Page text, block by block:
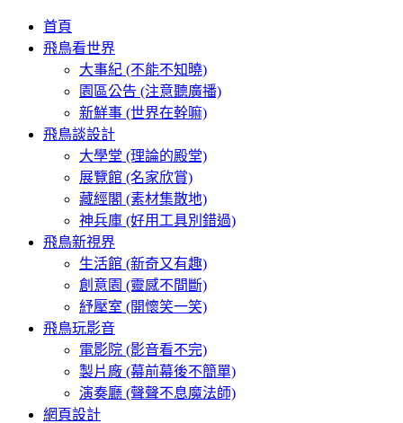
首頁
飛鳥看世界
大事紀 (不能不知曉)
園區公告 (注意聽廣播)
新鮮事 (世界在幹嘛)
飛鳥談設計
大學堂 (理論的殿堂)
展覽館 (名家欣賞)
藏經閣 (素材集散地)
神兵庫 (好用工具別錯過)
飛鳥新視界
生活館 (新奇又有趣)
創意園 (靈感不間斷)
紓壓室 (開懷笑一笑)
飛鳥玩影音
電影院 (影音看不完)
製片廠 (幕前幕後不簡單)
演奏廳 (聲聲不息魔法師)
網頁設計